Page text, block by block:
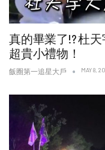
真的畢業了!? 杜
超貴小禮物！
飯圈第一追星大戶 MAY 8,